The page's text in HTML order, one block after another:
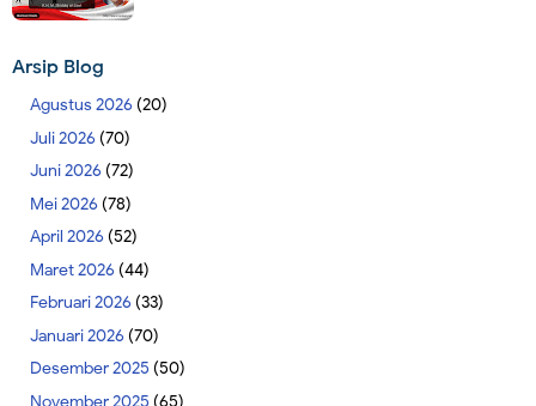
Arsip Blog
Agustus 2026 (20)
Juli 2026 (70)
Juni 2026 (72)
Mei 2026 (78)
April 2026 (52)
Maret 2026 (44)
Februari 2026 (33)
Januari 2026 (70)
Desember 2025 (50)
November 2025 (65)